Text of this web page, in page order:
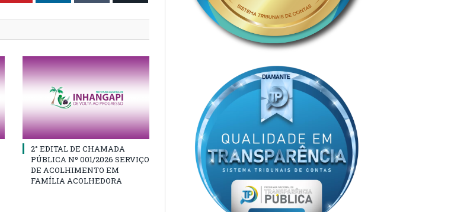
2° EDITAL DE CHAMADA
PÚBLICA Nº 001/2026 SERVIÇO
DE ACOLHIMENTO EM
FAMÍLIA ACOLHEDORA